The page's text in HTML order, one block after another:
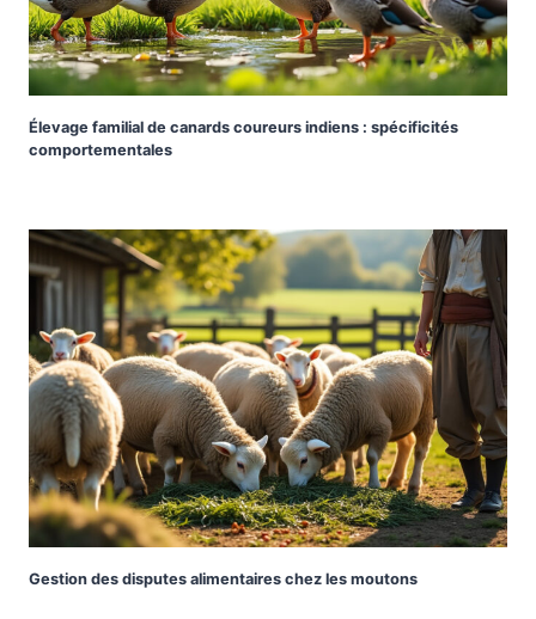
Élevage familial de canards coureurs indiens : spécificités
comportementales
Gestion des disputes alimentaires chez les moutons